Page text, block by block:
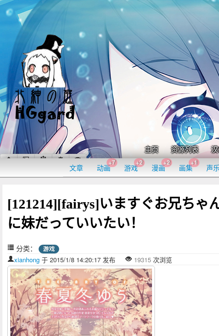
主页 资源列表
文章 动画
+7
游戏
+2
漫画
+2
画集
+1
声
[121214][fairys]いますぐお兄ちゃ
に妹だっていいたい！
分类： 游戏
xianhong 于 2015/1/8 14:20:17 发布 19315 次浏览